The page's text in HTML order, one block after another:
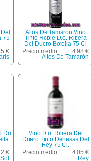
75
€
Altos De Tamaron Vino
Tinto Roble D.o. Ribera
Del Duero Botella 75 Cl
Precio medio:
4.98 €
Altos De Tamarón
Do
2 €
Sol
Vino D.o. Ribera Del
Duero Tinto Dehesas Del
Rey 75 Cl.
Precio medio:
4.05 €
Rey